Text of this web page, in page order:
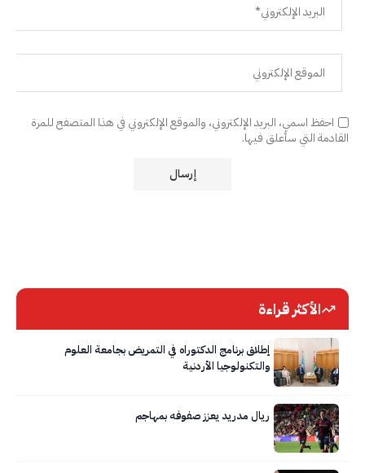
احفظ اسمي، البريد الإلكتروني، والموقع الإلكتروني في هذا المتصفح للمرة
القادمة التي سأعلق فيها.
الأكثر قراءة
إطلاق برنامج الدكتوراه في التمريض بجامعة العلوم
والتكنولوجيا الأردنية
ريال مدريد يعزز صفوفه بمهاجم